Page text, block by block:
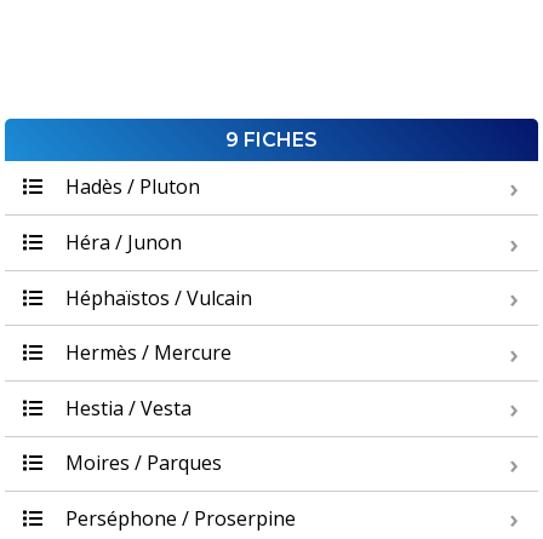
9 FICHES
Hadès / Pluton
Héra / Junon
Héphaïstos / Vulcain
Hermès / Mercure
Hestia / Vesta
Moires / Parques
Perséphone / Proserpine